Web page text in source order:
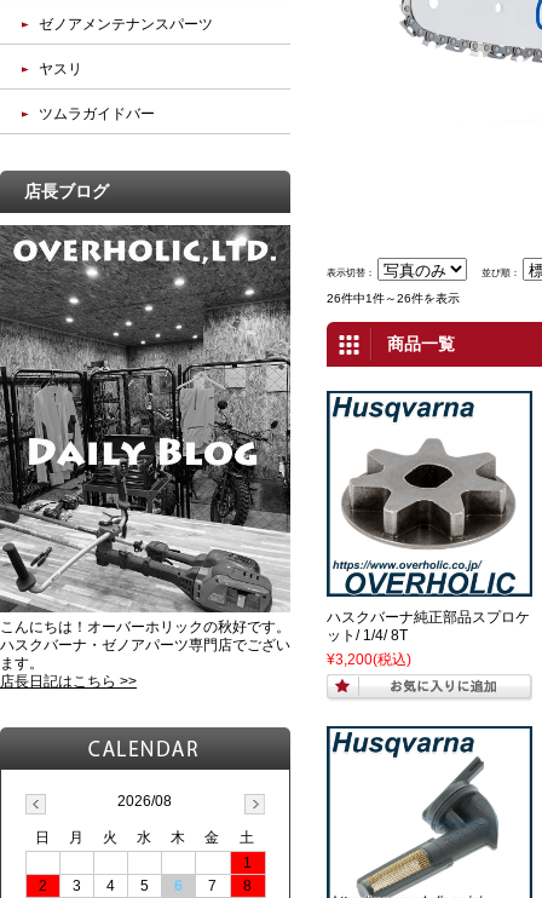
表示切替： 並び順：
26件中1件～26件を表示
商品一覧
ハスクバーナ純正部品スプロケ
ット/ 1/4/ 8T
¥3,200(税込)
ゼノアメンテナンスパーツ
ヤスリ
ツムラガイドバー
店長ブログ
こんにちは！オーバーホリックの秋好です。
ハスクバーナ・ゼノアパーツ専門店でござい
ます。
店長日記はこちら >>
2026/08
日 月 火 水 木 金
土
1
2
3 4 5 6 7
8